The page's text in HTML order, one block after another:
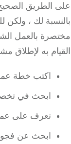
الطريق الصحيح؟
لك ، ولكن
بالعمل الشاق
به لإطلاق
اكتب خطة عمل.
ابحث في
تعرف على
ابحث عن فجوة